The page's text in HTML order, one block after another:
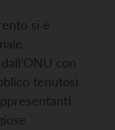
si è
con
tenutosi